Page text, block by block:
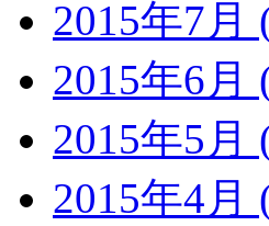
2015年7月
2015年6月
2015年5月
2015年4月